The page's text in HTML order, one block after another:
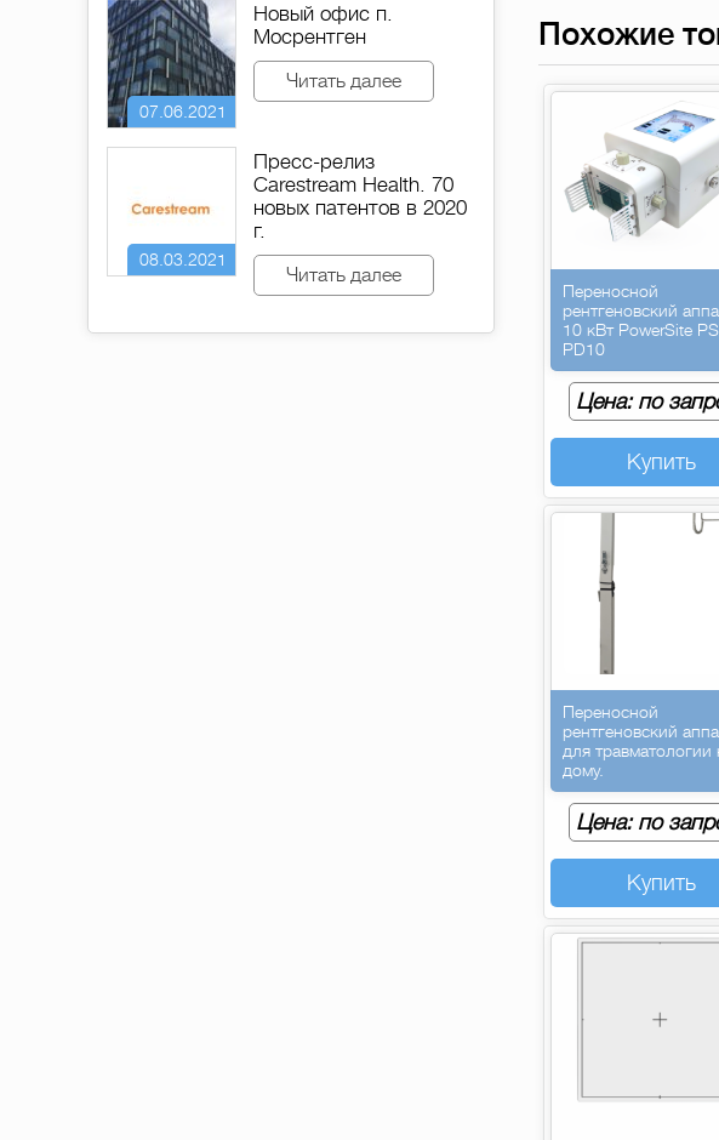
07.06.2021
Новый офис п.
Мосрентген
Читать далее
08.03.2021
Пресс-релиз
Carestream Health. 70
новых патентов в 2020
г.
Читать далее
Похожие
Переносной
рентгеновский
10 кВт PowerSite
PD10
Цена: по
Купить
Переносной
рентгеновский
для травматологии
дому.
Цена: по
Купить